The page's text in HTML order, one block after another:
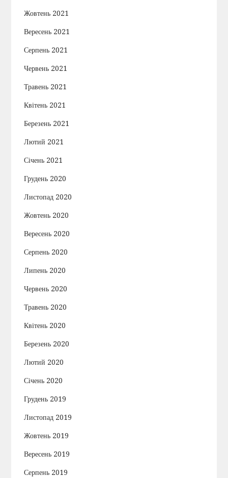
Жовтень 2021
Вересень 2021
Серпень 2021
Червень 2021
Травень 2021
Квітень 2021
Березень 2021
Лютий 2021
Січень 2021
Грудень 2020
Листопад 2020
Жовтень 2020
Вересень 2020
Серпень 2020
Липень 2020
Червень 2020
Травень 2020
Квітень 2020
Березень 2020
Лютий 2020
Січень 2020
Грудень 2019
Листопад 2019
Жовтень 2019
Вересень 2019
Серпень 2019